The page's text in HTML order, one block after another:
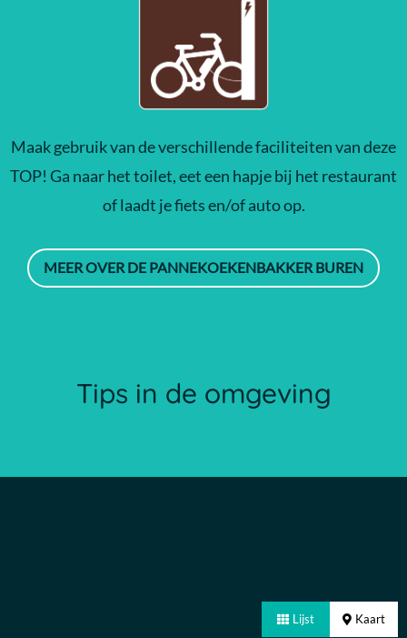
Maak gebruik van de verschillende faciliteiten van deze
TOP! Ga naar het toilet, eet een hapje bij het restaurant
of laadt je fiets en/of auto op.
MEER OVER DE PANNEKOEKENBAKKER BUREN
Tips in de omgeving
Lijst Kaart